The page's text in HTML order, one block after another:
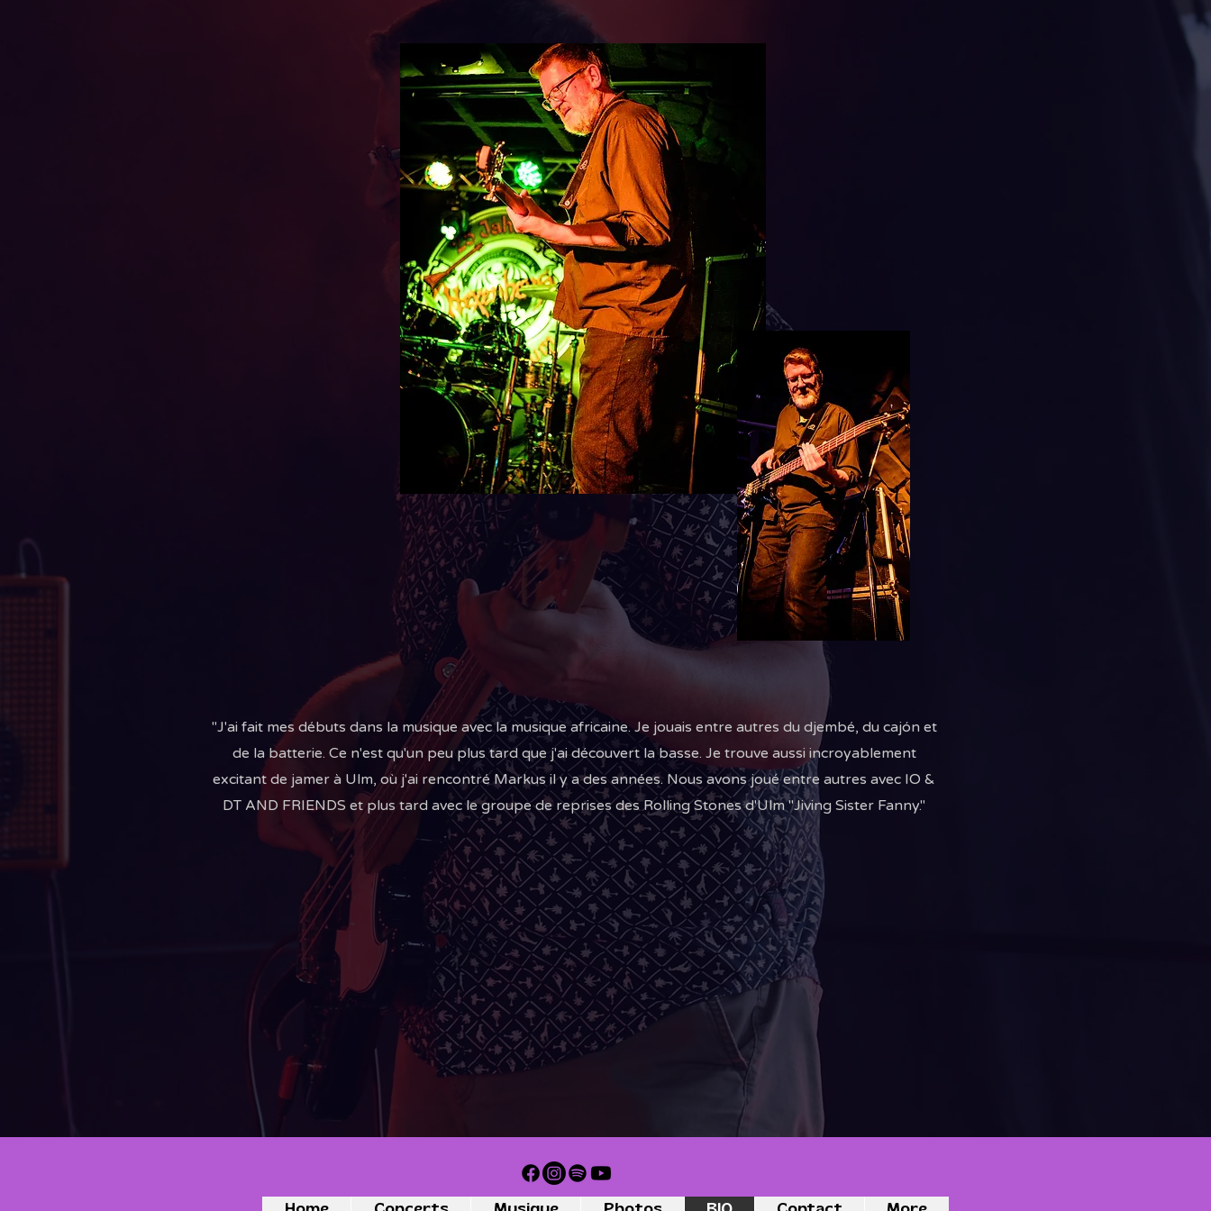
"J'ai fait mes débuts dans la musique avec la musique africaine. Je jouais entre autres du djembé, du cajón et
de la batterie. Ce n'est qu'un peu plus tard que j'ai découvert la basse. Je trouve aussi incroyablement
excitant de jamer à Ulm, où j'ai rencontré Markus il y a des années. Nous avons joué entre autres avec IO &
DT AND FRIENDS et plus tard avec le groupe de reprises des Rolling Stones d'Ulm "Jiving Sister Fanny."